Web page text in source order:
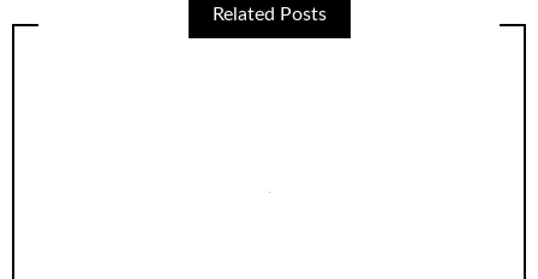
Related Posts